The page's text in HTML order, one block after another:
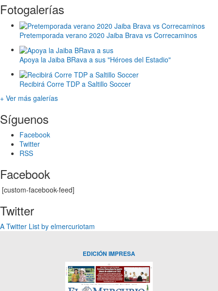
Fotogalerías
Pretemporada verano 2020 Jaiba Brava vs Correcaminos
Apoya la Jaiba BRava a sus "Héroes del Estadio"
Recibirá Corre TDP a Saltillo Soccer
+ Ver más galerías
Síguenos
Facebook
Twitter
RSS
Facebook
[custom-facebook-feed]
Twitter
A Twitter List by elmercuriotam
EDICIÓN IMPRESA